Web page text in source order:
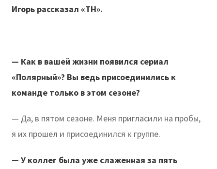
Игорь рассказал «ТН».
— Как в вашей жизни появился сериал
«Полярный»? Вы ведь присоединились к
команде только в этом сезоне?
— Да, в пятом сезоне. Меня пригласили на пробы,
я их прошел и присоединился к группе.
— У коллег была уже слаженная за пять